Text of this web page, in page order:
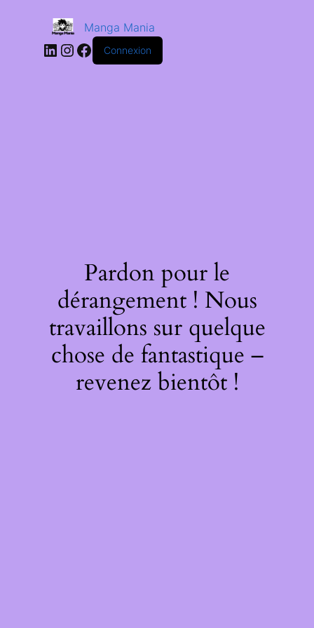
Manga Mania
Connexion
Pardon pour le
dérangement ! Nous
travaillons sur quelque
chose de fantastique –
revenez bientôt !